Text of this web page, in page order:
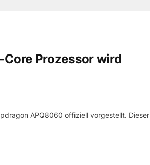
Prozessor wird
APQ8060 offiziell vorgestellt. Dieser